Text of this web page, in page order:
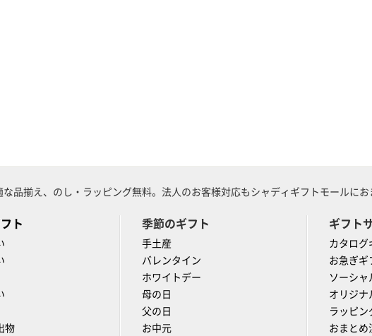
品揃え、のし・ラッピング無料。法人のお客様対応もシャディギフトモールに
ト
物
季節のギフト
手土産
バレンタイン
ホワイトデー
母の日
父の日
お中元
ギフト
カタログ
お急ぎギ
ソーシャ
オリジナ
ラッピン
おまとめ